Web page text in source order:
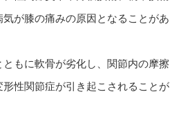
が膝の痛みの原因となることがあ
もに軟骨が劣化し、関節内の摩擦
性関節症が引き起こされることが